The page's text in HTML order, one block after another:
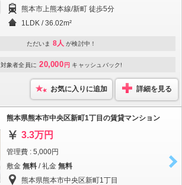
熊本市上熊本線/新町 徒歩5分
1LDK / 36.02m²
ただいま 8人 が検討中！
対象者全員に 20,000 円 キャッシュバック!
お気に入りに追加 詳細を見る
熊本県熊本市中央区新町1丁目の賃貸マンション
3.3万円
管理費 : 5,000円
敷金 無料 / 礼金 無料
熊本県熊本市中央区新町1丁目